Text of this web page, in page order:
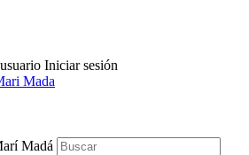
Iniciar sesión